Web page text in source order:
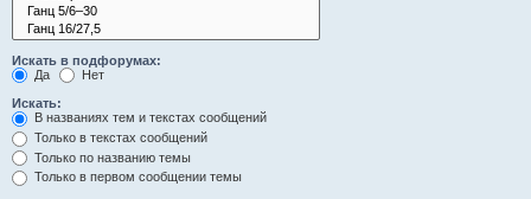
Искать в подфорумах:
Да
Нет
Искать:
В названиях тем и текстах сообщений
Только в текстах сообщений
Только по названию темы
Только в первом сообщении темы